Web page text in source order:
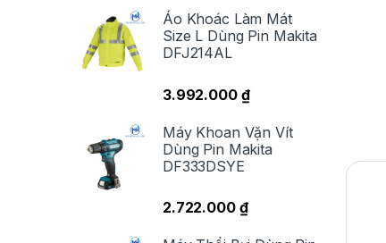
Áo Khoác Làm Mát
Size L Dùng Pin Makita
DFJ214AL
3.992.000 ₫
Máy Khoan Vặn Vít
Dùng Pin Makita
DF333DSYE
2.722.000 ₫